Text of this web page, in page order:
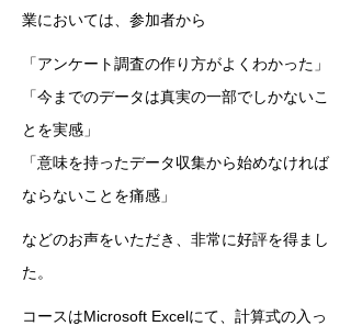
業においては、参加者から
「アンケート調査の作り方がよくわかった」
「今までのデータは真実の一部でしかないこ
とを実感」
「意味を持ったデータ収集から始めなければ
ならないことを痛感」
​などのお声をいただき、非常に好評を得まし
た。
コースはMicrosoft Excelにて、計算式の入っ